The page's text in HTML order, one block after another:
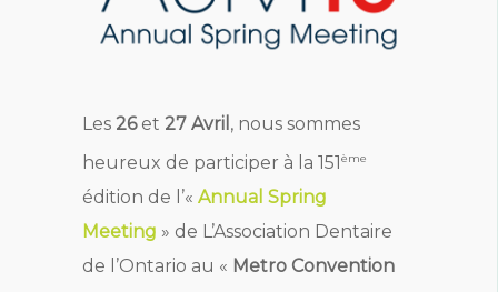
Les 26et 27 Avril , nous sommes
heureux de participer à la 151 ème
édition de l’« Annual Spring
Meeting » de L’Association Dentaire
de l’Ontario au « Metro Convention